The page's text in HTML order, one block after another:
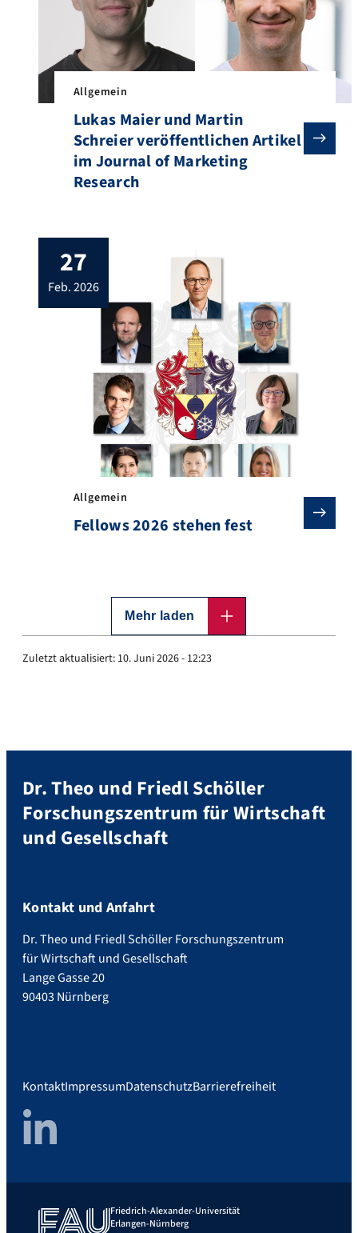
Allgemein
Lukas Maier und Martin
Schreier veröffentlichen Artikel
im Journal of Marketing
Research
27
feb. 2026
Allgemein
Fellows 2026 stehen fest
Mehr laden
Zuletzt aktualisiert: 10. Juni 2026 - 12:23
Dr. Theo und Friedl Schöller
Forschungszentrum für Wirtschaft
und Gesellschaft
Kontakt und Anfahrt
Dr. Theo und Friedl Schöller Forschungszentrum
für Wirtschaft und Gesellschaft
Lange Gasse 20
90403 Nürnberg
KontaktImpressumDatenschutzBarrierefreiheit
LinkedIn
Friedrich-Alexander-Universität
Erlangen-Nürnberg